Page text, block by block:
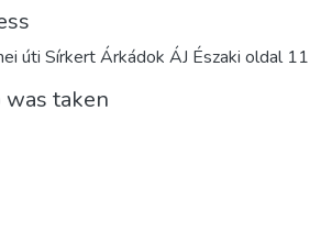
úti Sírkert Árkádok ÁJ Északi oldal 11
was taken